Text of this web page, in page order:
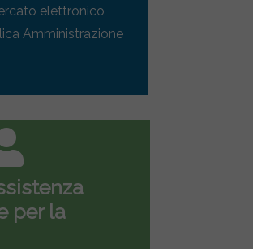
elettronico
Amministrazione
per la